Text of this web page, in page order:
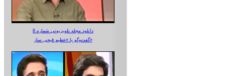
دانلود مجله تلویزیونی شماره 8
گفت‌وگو با «عظیم قیچی ساز»